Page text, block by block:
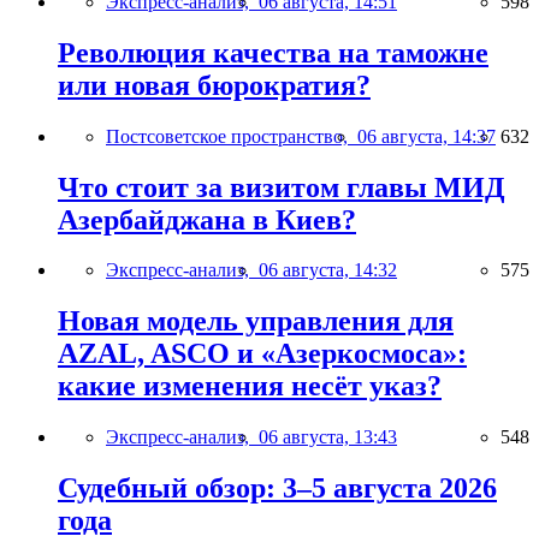
Революция качества на таможне
или новая бюрократия?
Постсоветское пространство, 06 августа, 14:37 632
Что стоит за визитом главы МИД
Азербайджана в Киев?
Экспресс-анализ, 06 августа, 14:32 575
Новая модель управления для
AZAL, ASCO и «Азеркосмоса»:
какие изменения несёт указ?
Экспресс-анализ, 06 августа, 13:43 548
Судебный обзор: 3–5 августа 2026
года